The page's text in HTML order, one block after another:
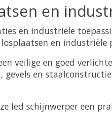
en
en industriële
en industriële
veilige en goed
en
led schijnwerper een